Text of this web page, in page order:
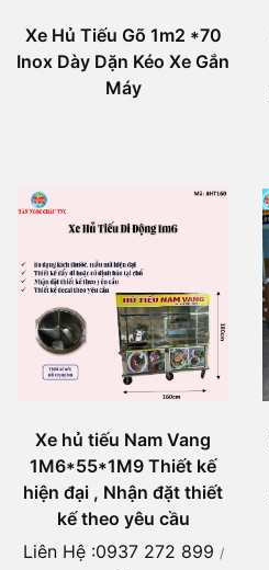
Xe Hủ Tiếu Gõ 1m2 *70
Inox Dày Dặn Kéo Xe Gắn
Máy
Xe hủ tiếu Nam Vang
1M6*55*1M9 Thiết kế
hiện đại , Nhận đặt thiết
kế theo yêu cầu
Liên Hệ :0937 272 899 /